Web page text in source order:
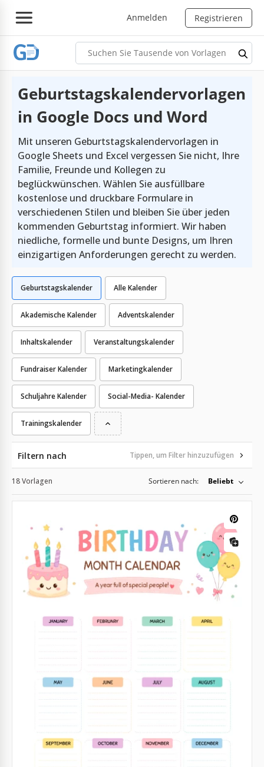
Anmelden Registrieren
Geburtstagskalendervorlagen
in Google Docs und Word
Mit unseren Geburtstagskalendervorlagen in
Google Sheets und Excel vergessen Sie nicht, Ihre
Familie, Freunde und Kollegen zu
beglückwünschen. Wählen Sie ausfüllbare
kostenlose und druckbare Formulare in
verschiedenen Stilen und bleiben Sie über jeden
kommenden Geburtstag informiert. Wir haben
niedliche, formelle und bunte Designs, um Ihren
einzigartigen Anforderungen gerecht zu werden.
Alle Kalender
Akademische Kalender Adventskalender
Geburtstagskalender
Inhaltskalender Veranstaltungskalender
Fundraiser Kalender Marketingkalender
Schuljahre Kalender Social-Media- Kalender
Trainingskalender
Filtern nach Tippen, um Filter hinzuzufügen
18 Vorlagen Sortieren nach: Beliebt